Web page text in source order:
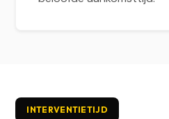
INTERVENTIETIJD